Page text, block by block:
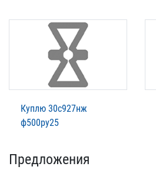
Куплю 30с927нж
ф500ру25
Предложения